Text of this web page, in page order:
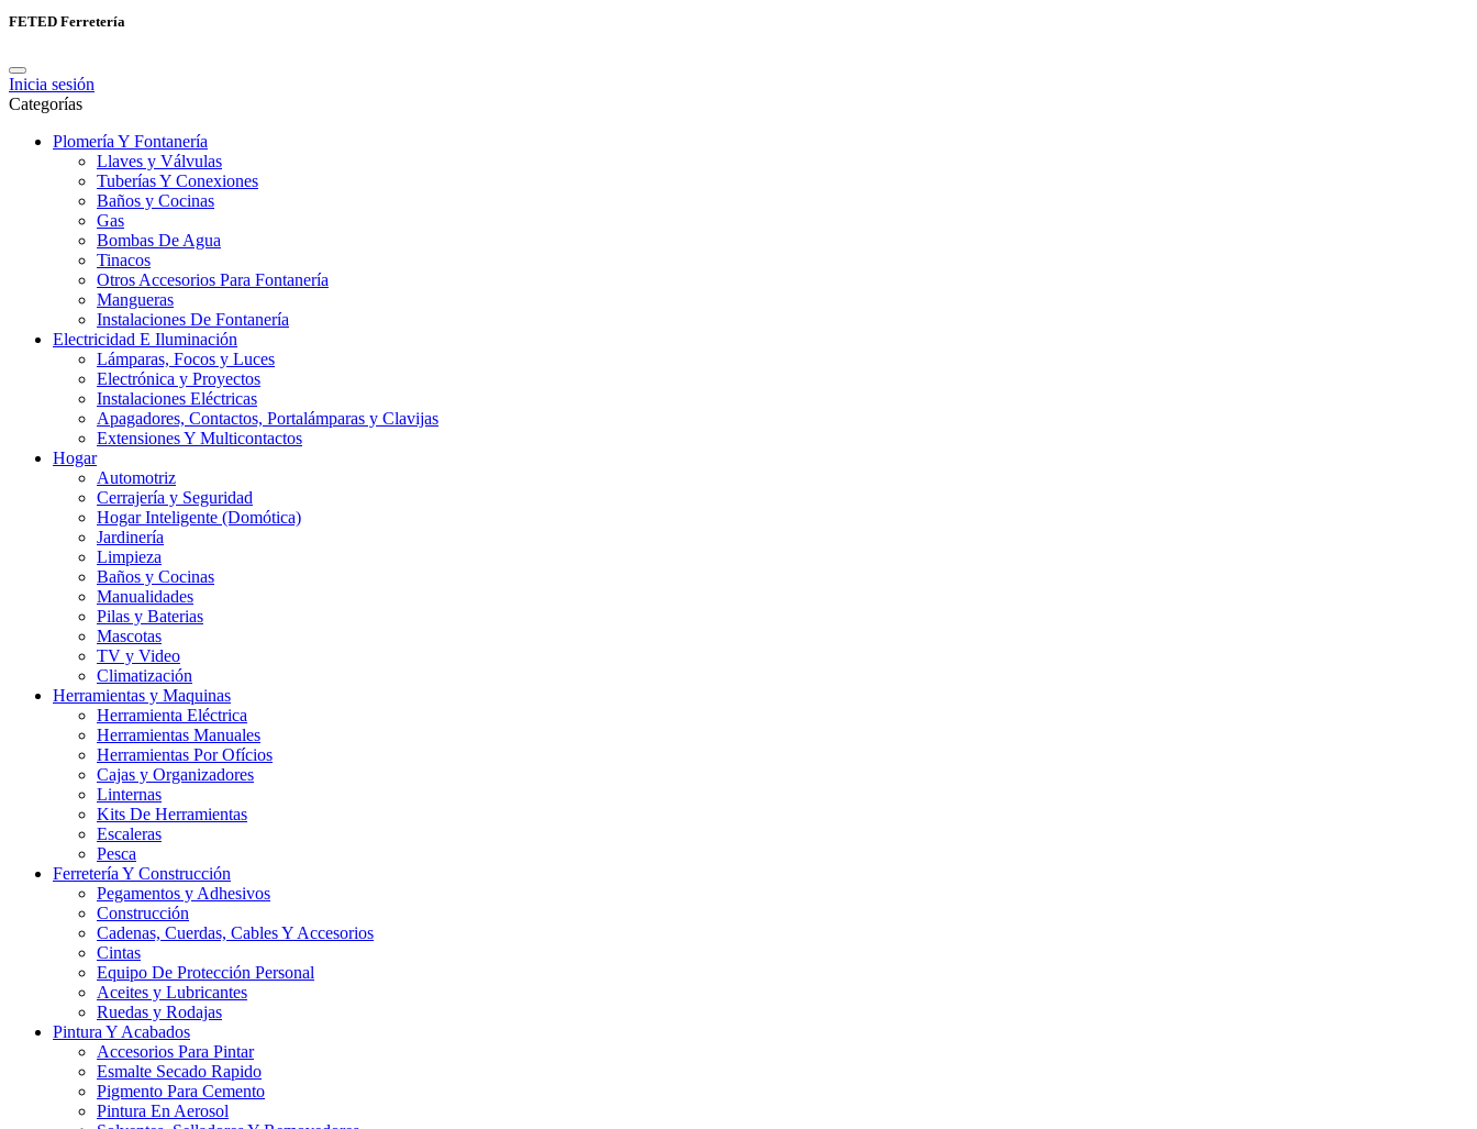
FETED Ferretería
Inicia sesión
Categorías
Plomería Y Fontanería
Llaves y Válvulas
Tuberías Y Conexiones
Baños y Cocinas
Gas
Bombas De Agua
Tinacos
Otros Accesorios Para Fontanería
Mangueras
Instalaciones De Fontanería
Electricidad E Iluminación
Lámparas, Focos y Luces
Electrónica y Proyectos
Instalaciones Eléctricas
Apagadores, Contactos, Portalámparas y Clavijas
Extensiones Y Multicontactos
Hogar
Automotriz
Cerrajería y Seguridad
Hogar Inteligente (Domótica)
Jardinería
Limpieza
Baños y Cocinas
Manualidades
Pilas y Baterias
Mascotas
TV y Video
Climatización
Herramientas y Maquinas
Herramienta Eléctrica
Herramientas Manuales
Herramientas Por Ofícios
Cajas y Organizadores
Linternas
Kits De Herramientas
Escaleras
Pesca
Ferretería Y Construcción
Pegamentos y Adhesivos
Construcción
Cadenas, Cuerdas, Cables Y Accesorios
Cintas
Equipo De Protección Personal
Aceites y Lubricantes
Ruedas y Rodajas
Pintura Y Acabados
Accesorios Para Pintar
Esmalte Secado Rapido
Pigmento Para Cemento
Pintura En Aerosol